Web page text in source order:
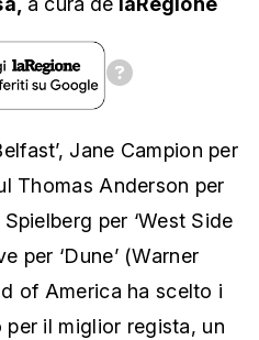
Jane Campion per
Thomas Anderson per
per ‘West Side
per ‘Dune’ (Warner
of America ha scelto i
il miglior regista, un